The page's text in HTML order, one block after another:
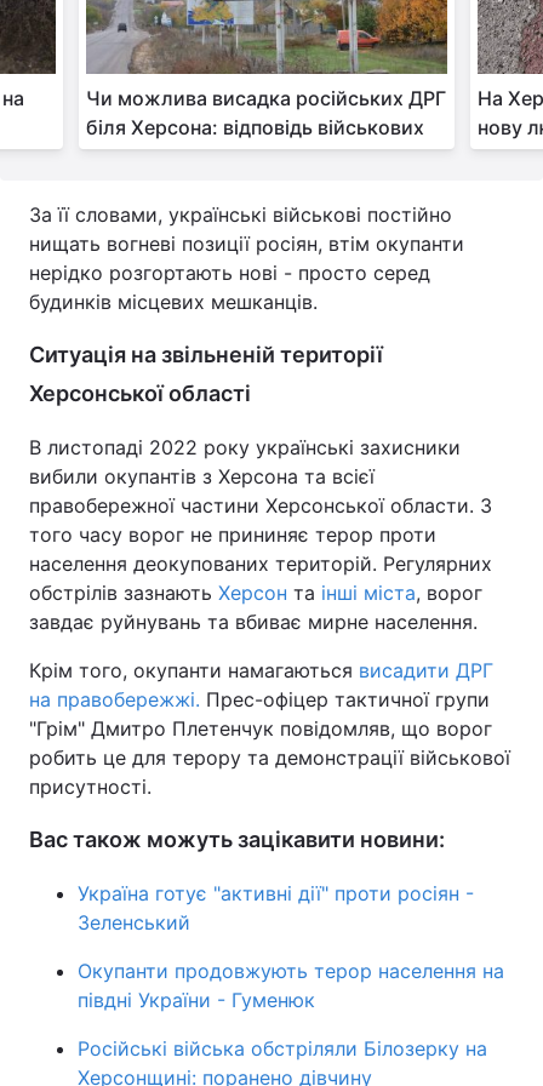
Тема оформлення
Чи можлива висадка російських ДРГ
біля Херсона: відповідь військових
На
нову
За її словами, українські військові постійно
нищать вогневі позиції росіян, втім окупанти
нерідко розгортають нові - просто серед
будинків місцевих мешканців.
Ситуація на звільненій території
Херсонської області
В листопаді 2022 року українські захисники
вибили окупантів з Херсона та всієї
правобережної частини Херсонської области. З
того часу ворог не прининяє терор проти
населення деокупованих територій. Регулярних
обстрілів зазнають Херсон та інші міста, ворог
завдає руйнувань та вбиває мирне населення.
Крім того, окупанти намагаються висадити ДРГ
на правобережжі. Прес-офіцер тактичної групи
"Грім" Дмитро Плетенчук повідомляв, що ворог
робить це для терору та демонстрації військової
присутності.
Вас також можуть зацікавити новини:
Україна готує "активні дії" проти росіян -
Зеленський
Окупанти продовжують терор населення на
півдні України - Гуменюк
Російські війська обстріляли Білозерку на
Херсонщині: поранено дівчину